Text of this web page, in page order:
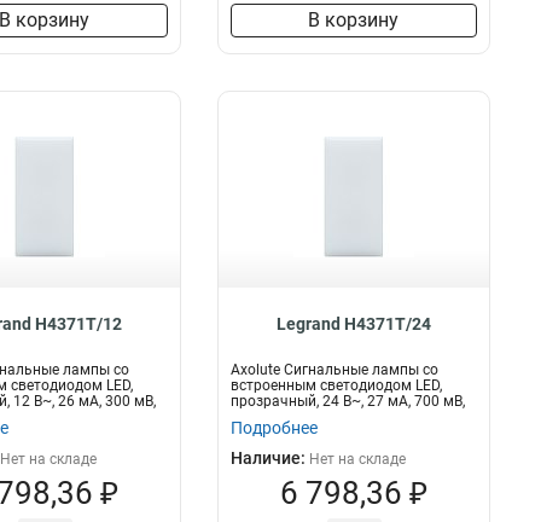
В корзину В корзину
H4371T/12
лампы со
светодиодом LED,
12 В~, 26 мА, 300 мВ,
Нет на складе
₽
Legrand H4371T/24
Axolute Сигнальные лампы со
встроенным светодиодом LED,
прозрачный, 24 В~, 27 мА, 700 мВ,
Подробнее
Наличие: Нет на складе
6 798,36 ₽